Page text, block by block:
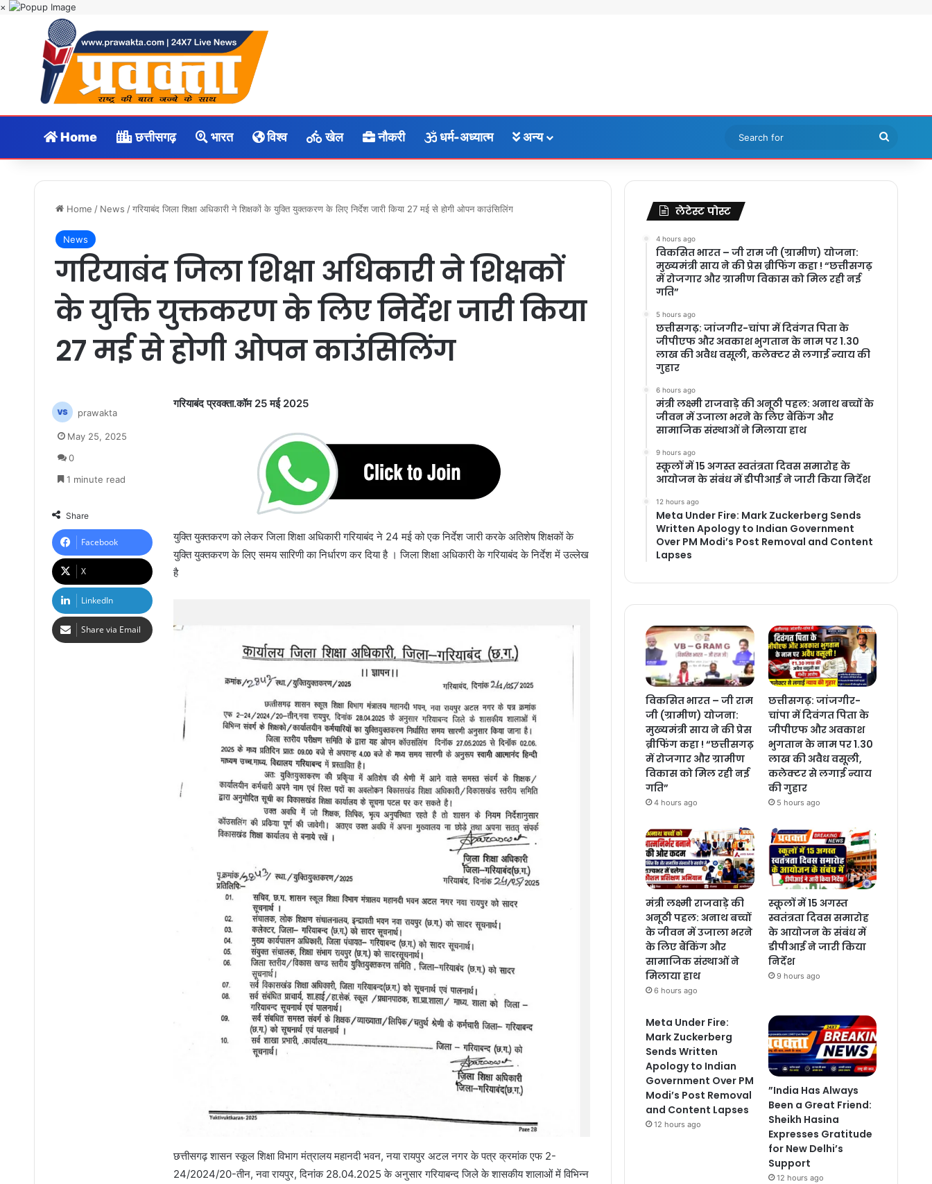
×
Home छत्तीसगढ़ भारत विश्व खेल नौकरी धर्म-अध्यात्म अन्य
Search
for
Home / News / गरियाबंद जिला शिक्षा अधिकारी ने शिक्षकों के युक्ति युक्तकरण के लिए निर्देश जारी किया 27 मई से होगी ओपन काउंसिलिंग
News
गरियाबंद जिला शिक्षा अधिकारी ने शिक्षकों
के युक्ति युक्तकरण के लिए निर्देश जारी किया
27 मई से होगी ओपन काउंसिलिंग
गरियाबंद प्रवक्ता.कॉम 25 मई 2025
युक्ति युक्तकरण को लेकर जिला शिक्षा अधिकारी गरियाबंद ने 24 मई को एक निर्देश जारी करके अतिशेष शिक्षकों के
युक्ति युक्तकरण के लिए समय सारिणी का निर्धारण कर दिया है । जिला शिक्षा अधिकारी के गरियाबंद के निर्देश में उल्लेख
है
छत्तीसगढ़ शासन स्कूल शिक्षा विभाग मंत्रालय महानदी भवन, नया रायपुर अटल नगर के पत्र क्रमांक एफ 2-
24/2024/20-तीन, नवा रायपुर, दिनांक 28.04.2025 के अनुसार गरियाबन्द जिले के शासकीय शालाओं में विभिन्न
prawakta
May 25, 2025
0
1 minute read
Share
Facebook
X
LinkedIn
Share via Email
लेटेस्ट पोस्ट
4 hours ago
विकसित भारत – जी राम जी (ग्रामीण) योजना:
मुख्यमंत्री साय ने की प्रेस ब्रीफिंग कहा ! “छत्तीसगढ़
में रोजगार और ग्रामीण विकास को मिल रही नई
गति”
5 hours ago
छत्तीसगढ़: जांजगीर-चांपा में दिवंगत पिता के
जीपीएफ और अवकाश भुगतान के नाम पर 1.30
लाख की अवैध वसूली, कलेक्टर से लगाई न्याय की
गुहार
6 hours ago
मंत्री लक्ष्मी राजवाड़े की अनूठी पहल: अनाथ बच्चों के
जीवन में उजाला भरने के लिए बैंकिंग और
सामाजिक संस्थाओं ने मिलाया हाथ
9 hours ago
स्कूलों में 15 अगस्त स्वतंत्रता दिवस समारोह के
आयोजन के संबंध में डीपीआई ने जारी किया निर्देश
12 hours ago
Meta Under Fire: Mark Zuckerberg Sends
Written Apology to Indian Government
Over PM Modi’s Post Removal and Content
Lapses
विकसित भारत – जी राम
जी (ग्रामीण) योजना:
मुख्यमंत्री साय ने की प्रेस
ब्रीफिंग कहा ! “छत्तीसगढ़
में रोजगार और ग्रामीण
विकास को मिल रही नई
गति”
4 hours ago
छत्तीसगढ़: जांजगीर-
चांपा में दिवंगत पिता के
जीपीएफ और अवकाश
भुगतान के नाम पर 1.30
लाख की अवैध वसूली,
कलेक्टर से लगाई न्याय
की गुहार
5 hours ago
मंत्री लक्ष्मी राजवाड़े की
अनूठी पहल: अनाथ बच्चों
के जीवन में उजाला भरने
के लिए बैंकिंग और
सामाजिक संस्थाओं ने
मिलाया हाथ
6 hours ago
स्कूलों में 15 अगस्त
स्वतंत्रता दिवस समारोह
के आयोजन के संबंध में
डीपीआई ने जारी किया
निर्देश
9 hours ago
Meta Under Fire:
Mark Zuckerberg
Sends Written
Apology to Indian
Government Over PM
Modi’s Post Removal
and Content Lapses
12 hours ago
”India Has Always
Been a Great Friend:
Sheikh Hasina
Expresses Gratitude
for New Delhi’s
Support
12 hours ago